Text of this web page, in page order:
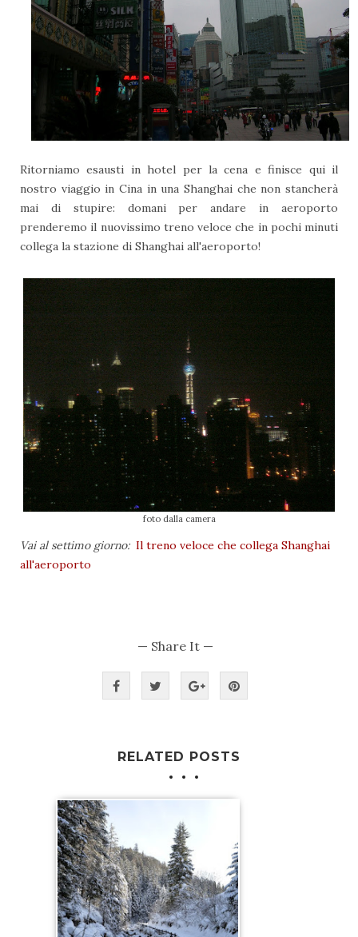
Ritorniamo esausti in hotel per la cena e finisce qui il
nostro viaggio in Cina in una Shanghai che non stancherà
mai di stupire: domani per andare in aeroporto
prenderemo il nuovissimo treno veloce che in pochi minuti
collega la stazione di Shanghai all'aeroporto!
foto dalla camera
Vai al settimo giorno: Il treno veloce che collega Shanghai
all'aeroporto
— Share It —
RELATED POSTS